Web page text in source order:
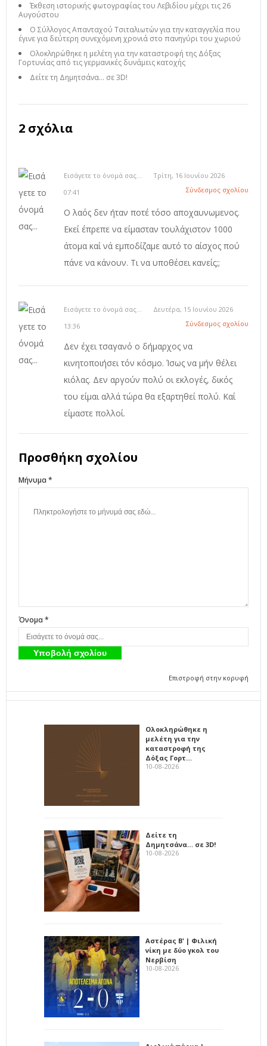
Έκθεση ιστορικής φωτογραφίας του Λεβιδίου μέχρι τις 26
Αυγούστου
Ο Σύλλογος Απανταχού Τσιταλιωτών για την καταγγελία που
έγινε για δεύτερη συνεχόμενη χρονιά στο πανηγύρι του χωριού
Ολοκληρώθηκε η μελέτη για την καταστροφή της Δόξας
Γορτυνίας από τις γερμανικές δυνάμεις κατοχής
Δείτε τη Δημητσάνα… σε 3D!
2 σχόλια
Εισάγετε το όνομά σας...
Τρίτη, 16 Ιουνίου 2026
07:41
Σύνδεσμος σχολίου
Ο λαός δεν ήταν ποτέ τόσο αποχαυνωμενος.
Εκεί έπρεπε να είμασταν τουλάχιστον 1000
άτομα καί νά εμποδίζαμε αυτό το αίσχος πού
πάνε να κάνουν. Τι να υποθέσει κανείς;;
Εισάγετε το όνομά σας...
Δευτέρα, 15 Ιουνίου 2026
13:36
Σύνδεσμος σχολίου
Δεν έχει τσαγανό ο δήμαρχος να
κινητοποιήσει τόν κόσμο. Ίσως να μήν θέλει
κιόλας. Δεν αργούν πολύ οι εκλογές, δικός
του είμαι αλλά τώρα θα εξαρτηθεί πολύ. Καί
είμαστε πολλοί.
Προσθήκη σχολίου
Μήνυμα *
Όνομα *
Επιστροφή στην κορυφή
Ολοκληρώθηκε η
μελέτη για την
καταστροφή της
Δόξας Γορτ…
10-08-2026
Δείτε τη
Δημητσάνα… σε 3D!
10-08-2026
Αστέρας Β' | Φιλική
νίκη με δύο γκολ του
Νερβίση
10-08-2026